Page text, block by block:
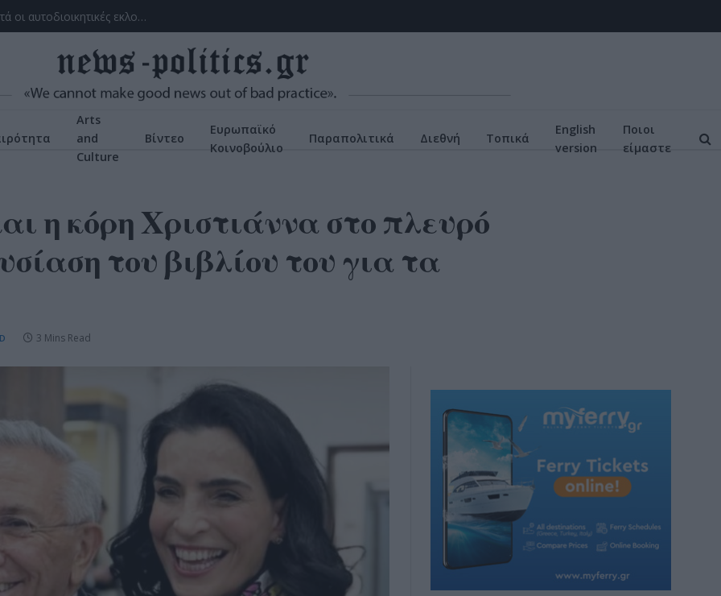
Με το βλέμμα στην κάλπη: πρώτα οι εθνικές, μετά οι αυτοδιοικητικές εκλογές – Τα μέχρι τώρα δεδομένα, οι ενδιαφερόμενοι
Arts
and
Culture
Βίντεο
Ευρωπαϊκό
Κοινοβούλιο
Παραπολιτικά Διεθνή Τοπικά
English
version
Ποιοι
είμαστε
η κόρη Χριστιάννα στο πλευρό
του βιβλίου του για τα
3 Mins Read